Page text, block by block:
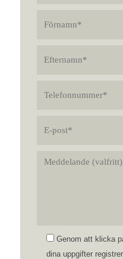
Genom att klicka
dina uppgifter